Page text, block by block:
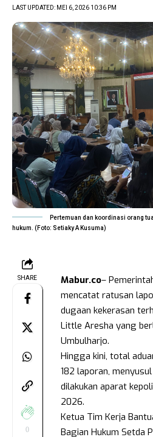
LAST UPDATED: MEI 6, 2026 10:36 PM
Pertemuan dan koordinasi orang
hukum. (Foto: Setiaky A Kusuma)
SHARE
0
Mabur.co–
mencatat ratusan
dugaan kekerasan
Little Aresha yang
Umbulharjo.
Hingga kini, total
182 laporan,
dilakukan aparat
2026.
Ketua Tim Kerja
Bagian Hukum Setda